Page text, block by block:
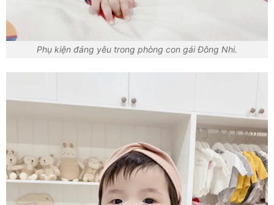
Phụ kiện đáng yêu trong phòng con gái Đông Nhi.